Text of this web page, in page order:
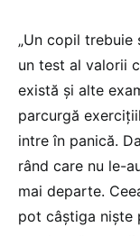
„Un copil trebuie
un test al valorii
există și alte
parcurgă
intre în panică.
rând care nu le-
mai departe.
pot câștiga niște